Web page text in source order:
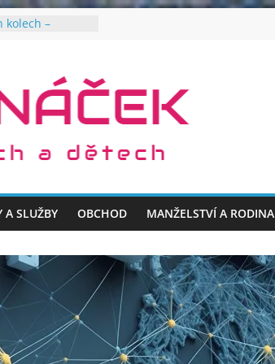
kolech –
v oázu
přepravky a
pro zdravější
A SLUŽBY OBCHOD MANŽELSTVÍ A RODINA